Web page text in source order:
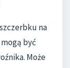
na
być
Może